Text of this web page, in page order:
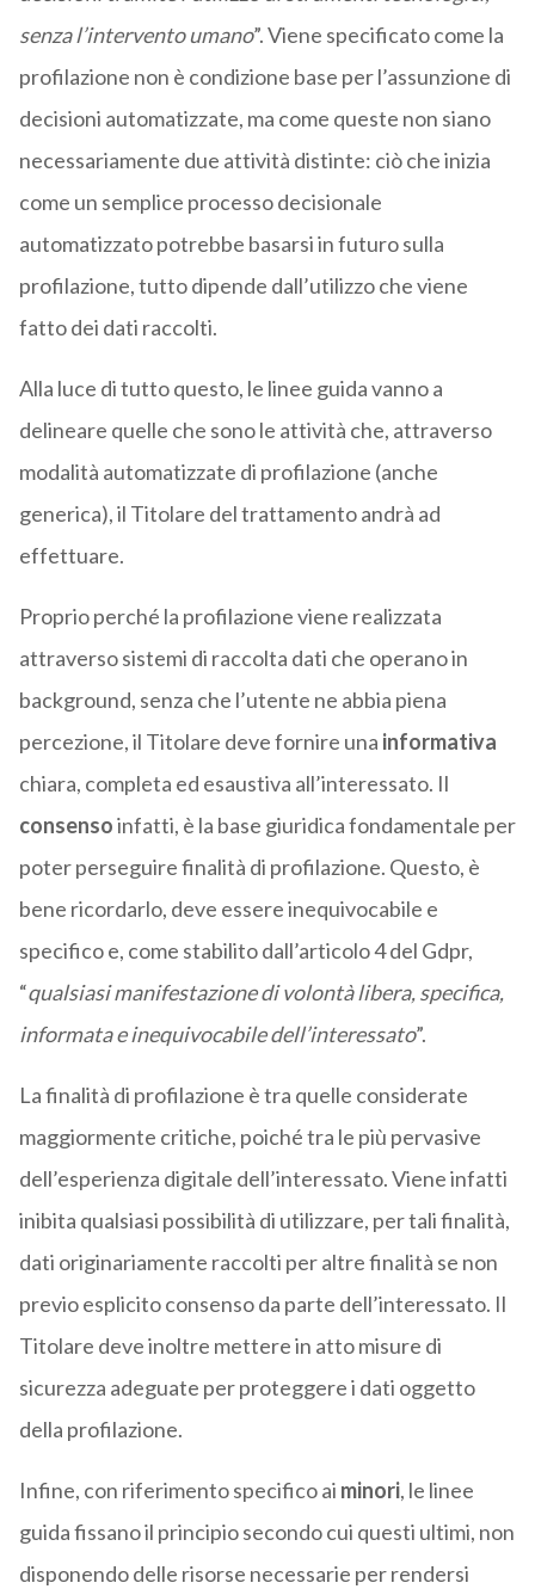
senza l’intervento umano”. Viene specificato come la
profilazione non è condizione base per l’assunzione di
decisioni automatizzate, ma come queste non siano
necessariamente due attività distinte: ciò che inizia
come un semplice processo decisionale
automatizzato potrebbe basarsi in futuro sulla
profilazione, tutto dipende dall’utilizzo che viene
fatto dei dati raccolti.
Alla luce di tutto questo, le linee guida vanno a
delineare quelle che sono le attività che, attraverso
modalità automatizzate di profilazione (anche
generica), il Titolare del trattamento andrà ad
effettuare.
Proprio perché la profilazione viene realizzata
attraverso sistemi di raccolta dati che operano in
background, senza che l’utente ne abbia piena
percezione, il Titolare deve fornire una informativa
chiara, completa ed esaustiva all’interessato. Il
consensoinfatti, è la base giuridica fondamentale per
poter perseguire finalità di profilazione. Questo, è
bene ricordarlo, deve essere inequivocabile e
specifico e, come stabilito dall’articolo 4 del Gdpr,
“qualsiasi manifestazione di volontà libera, specifica,
informata e inequivocabile dell’interessato”.
La finalità di profilazione è tra quelle considerate
maggiormente critiche, poiché tra le più pervasive
dell’esperienza digitale dell’interessato. Viene infatti
inibita qualsiasi possibilità di utilizzare, per tali finalità,
dati originariamente raccolti per altre finalità se non
previo esplicito consenso da parte dell’interessato. Il
Titolare deve inoltre mettere in atto misure di
sicurezza adeguate per proteggere i dati oggetto
della profilazione.
Infine, con riferimento specifico ai minori, le linee
guida fissano il principio secondo cui questi ultimi, non
disponendo delle risorse necessarie per rendersi